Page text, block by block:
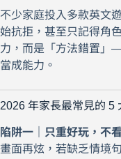
不少家庭投入多款英文
始抗拒，甚至只記得角
力，而是「方法錯置」
當成能力。
2026 年家長最常見的 5
陷阱一｜只重好玩，不
畫面再炫，若缺乏情境